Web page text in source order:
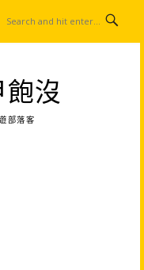
沒
部落客